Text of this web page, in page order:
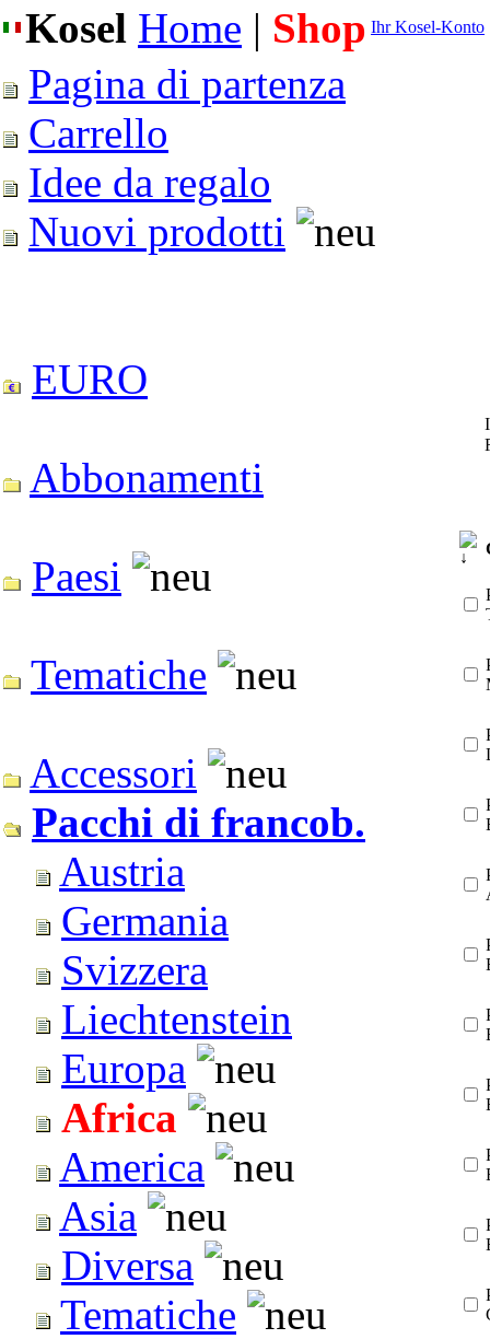
Kosel Home | Shop Ihr Kosel-Konto
Pagina di partenza
Carrello
Idee da regalo
Nuovi prodotti
EURO
Abbonamenti
Paesi
Tematiche
Accessori
Pacchi di francob.
Austria
Germania
Svizzera
Liechtenstein
Europa
Africa
America
Asia
Diversa
Tematiche